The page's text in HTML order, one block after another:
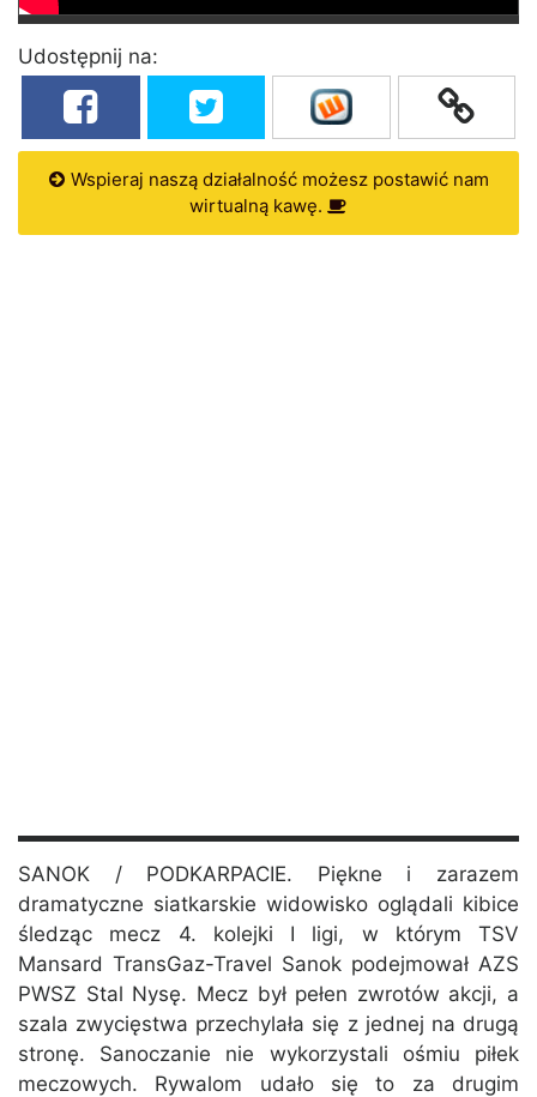
Udostępnij na:
Wspieraj naszą działalność możesz postawić nam
wirtualną kawę.
SANOK / PODKARPACIE. Piękne i zarazem
dramatyczne siatkarskie widowisko oglądali kibice
śledząc mecz 4. kolejki I ligi, w którym TSV
Mansard TransGaz-Travel Sanok podejmował AZS
PWSZ Stal Nysę. Mecz był pełen zwrotów akcji, a
szala zwycięstwa przechylała się z jednej na drugą
stronę. Sanoczanie nie wykorzystali ośmiu piłek
meczowych. Rywalom udało się to za drugim